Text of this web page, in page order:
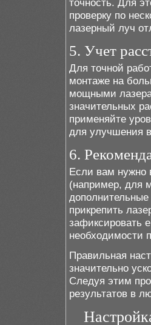
точность. Для
проверку по
лазерный луч
5. Учет
Для точной
монтаже на
мощными
значительных
применяйте
для улучшения
6.
Если вам нужно
(например, для
прикрепить
зафиксировать
необходимости
Правильная
значительно
Следуя этим
результатов в